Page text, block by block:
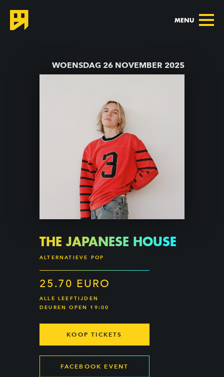
MENU
WOENSDAG 26 NOVEMBER 2025
THE JAPANESE HOUSE
ALTERNATIEVE POP
25.70 EURO
ALLE LEEFTIJDEN
DEUREN OPEN 19:00
KOOP TICKETS
FACEBOOK EVENT